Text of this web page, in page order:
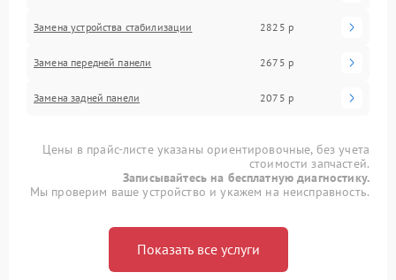
Замена устройства стабилизации 2825 р
Замена передней панели 2675 р
Замена задней панели 2075 р
Цены в прайс-листе указаны ориентировочные, без учета
стоимости запчастей.
Записывайтесь на бесплатную диагностику.
Мы проверим ваше устройство и укажем на неисправность.
Показать все услуги